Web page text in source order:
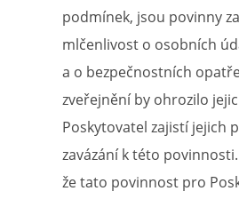
podmínek, jsou povinny
mlčenlivost o osobních
a o bezpečnostních
zveřejnění by ohrozilo
Poskytovatel zajistí jejich
zavázání k této
že tato povinnost pro